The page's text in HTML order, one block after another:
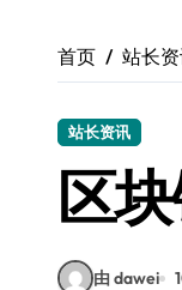
首页 站长
站长资讯
区
由 dawei